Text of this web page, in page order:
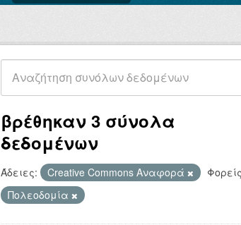
βρέθηκαν 3 σύνολα
δεδομένων
Άδειες: Creative Commons Αναφορά
Πολεοδομία